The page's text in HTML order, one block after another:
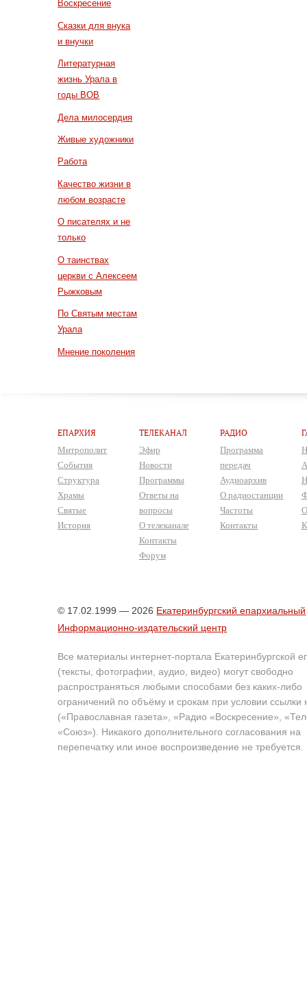
Воскресение
Сказки для внука
и внучки
Литературная
жизнь Урала в
годы ВОВ
Дела милосердия
Живые художники
Работа
Качество жизни в
любом возрасте
О писателях и не
только
О таинствах
церкви с Алексеем
Рыжковым
По Святым местам
Урала
Мнение поколения
ЕПАРХИЯ
Митрополит
События
Структура
Храмы
Святые
История
ТЕЛЕКАНАЛ
Эфир
Новости
Программы
Ответы на
вопросы
О телеканале
Контакты
Форум
РАДИО
Программа
передач
Аудиоархив
О радиостанции
Частоты
Контакты
© 17.02.1999 — 2026 Екатеринбургский епархиальный
Информационно-издательский центр
Все материалы интернет-портала Екатеринбургской
(тексты, фотографии, аудио, видео) могут свободно
распространяться любыми способами без каких-либо
ограничений по объёму и срокам при условии ссылки
(«Православная газета», «Радио «Воскресение»,
«Союз»). Никакого дополнительного согласования на
перепечатку или иное воспроизведение не требуется.